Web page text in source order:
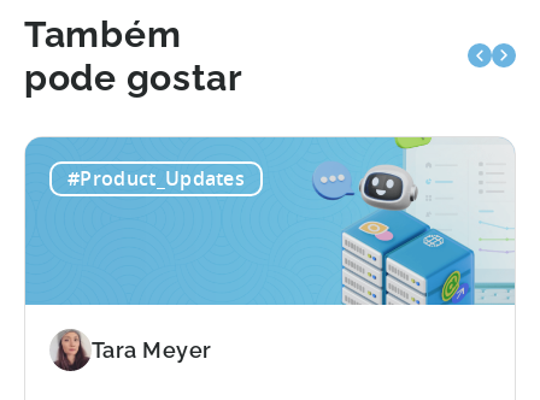
Também
pode gostar
#Product_Updates
Tara Meyer